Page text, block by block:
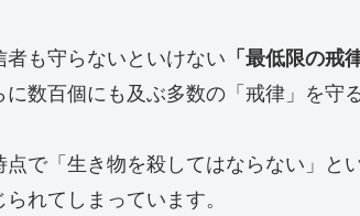
も守らないといけない 「最低限の戒律
数百個にも及ぶ多数の「戒律」を守
で「生き物を殺してはならない」と
れてしまっています。